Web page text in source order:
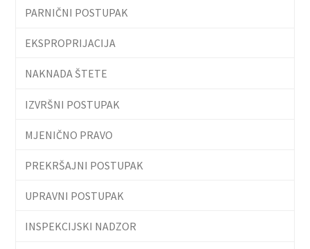
PARNIČNI POSTUPAK
EKSPROPRIJACIJA
NAKNADA ŠTETE
IZVRŠNI POSTUPAK
MJENIČNO PRAVO
PREKRŠAJNI POSTUPAK
UPRAVNI POSTUPAK
INSPEKCIJSKI NADZOR